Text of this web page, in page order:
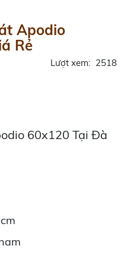
Apodio
Rẻ
Lượt xem: 2518
60x120 Tại Đà